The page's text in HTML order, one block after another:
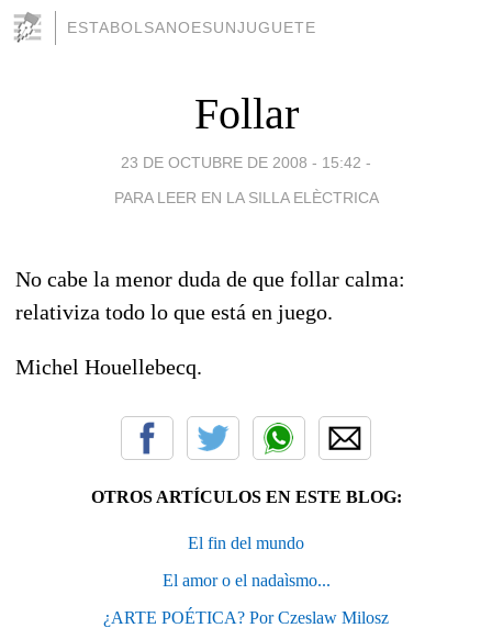
ESTABOLSANOESUNJUGUETE
Follar
23 DE OCTUBRE DE 2008 - 15:42 -
PARA LEER EN LA SILLA ELÈCTRICA
No cabe la menor duda de que follar calma:
relativiza todo lo que está en juego.
Michel Houellebecq.
OTROS ARTÍCULOS EN ESTE BLOG:
El fin del mundo
El amor o el nadaìsmo...
¿ARTE POÉTICA? Por Czeslaw Milosz